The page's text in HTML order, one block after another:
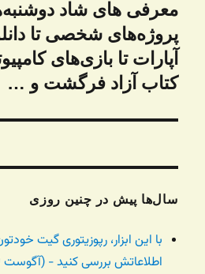
نوشته
بعدی:
معرفی های شاد
پروژه‌های شخصی تا
آپارات تا بازی‌های
کتاب آزاد فرگشت و …
سال‌ها پیش در چنین روزی
با این ابزار، رپوزیتوری گیت
اطلاعاتش بررسی کنید - (آگوست 09, 2018)